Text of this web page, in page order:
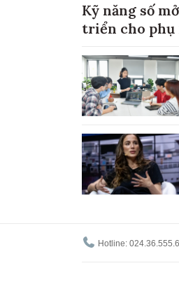
Kỹ năng số
triển cho phụ
Hotline: